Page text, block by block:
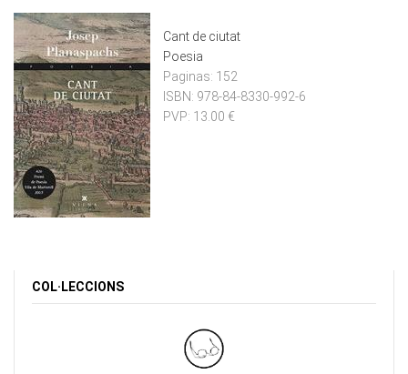
Cant de ciutat
Poesia
Paginas: 152
ISBN: 978-84-8330-992-6
PVP: 13.00 €
COL·LECCIONS